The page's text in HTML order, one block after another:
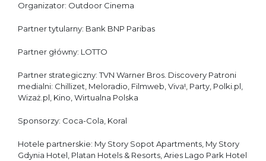
Organizator: Outdoor Cinema
Partner tytularny: Bank BNP Paribas
Partner główny: LOTTO
Partner strategiczny: TVN Warner Bros. Discovery Patroni
medialni: Chillizet, Meloradio, Filmweb, Viva!, Party, Polki.pl,
Wizaż.pl, Kino, Wirtualna Polska
Sponsorzy: Coca-Cola, Koral
Hotele partnerskie: My Story Sopot Apartments, My Story
Gdynia Hotel, Platan Hotels & Resorts, Aries Lago Park Hotel